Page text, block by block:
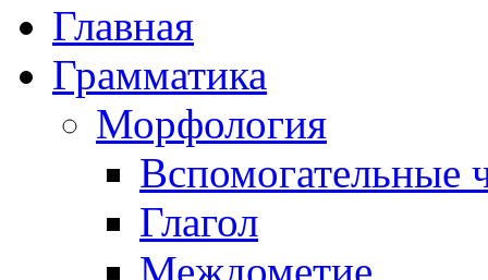
Главная
Грамматика
Морфология
Вспомогательные
Глагол
Междометие